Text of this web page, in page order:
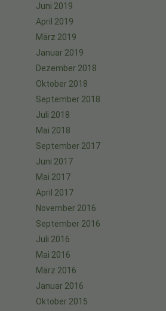
Juni 2019
April 2019
März 2019
Januar 2019
Dezember 2018
Oktober 2018
September 2018
Juli 2018
Mai 2018
September 2017
Juni 2017
Mai 2017
April 2017
November 2016
September 2016
Juli 2016
Mai 2016
März 2016
Januar 2016
Oktober 2015